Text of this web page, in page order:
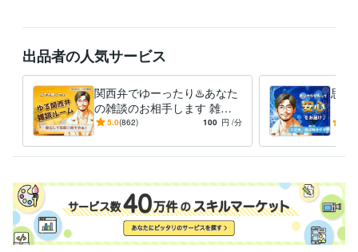
僕の事は「かず」「かずくん」など
呼びやすいよう呼んで頂ければと思います
⭐️敬語・タメ口等　ご希望をおっしゃってください
⭐️その他ご質問等ございましたら
お気軽にメッセージ頂ければと思います
経営・マネジメント / 経営者・CEO・COO 経験年数 : 25年
人事 / 人材開発・人材育成・研修 経験年数 : 22年
ライフスタイル・その他 / 美容師・ネイリスト・美容家
経験年数 : 3
出品者の人気サービス
関西弁でゆーったり♨️あなた
の雑談のお相手します 雑
談・相談・お試し…何でもO
よ〜
5.0(862) 100 円 /分
思い
安
で✨